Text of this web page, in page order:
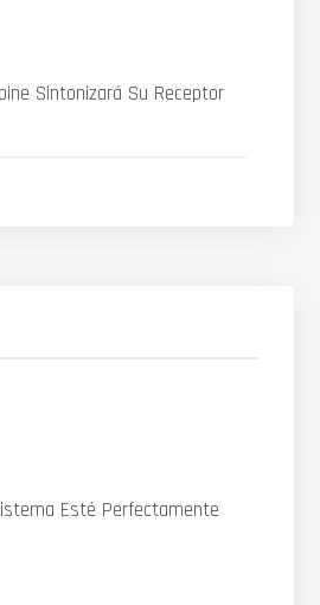
Sintonizará Su Receptor
Esté Perfectamente